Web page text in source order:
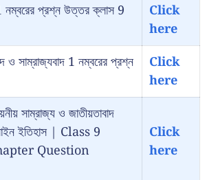
প্রশ্ন উত্তর ক্লাস 9
Click
here
ও সাম্রাজ্যবাদ 1 নম্বরের প্রশ্ন
Click
here
সাম্রাজ্য ও জাতীয়তাবাদ
ইতিহাস | Class 9
Question
Click
here